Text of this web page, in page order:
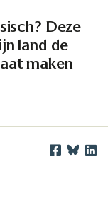
Deze
land de
maken